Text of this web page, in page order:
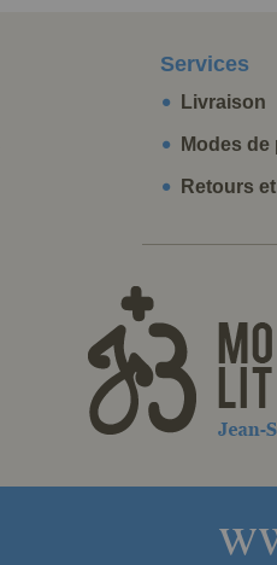
Services
Livraison
Modes de
Retours